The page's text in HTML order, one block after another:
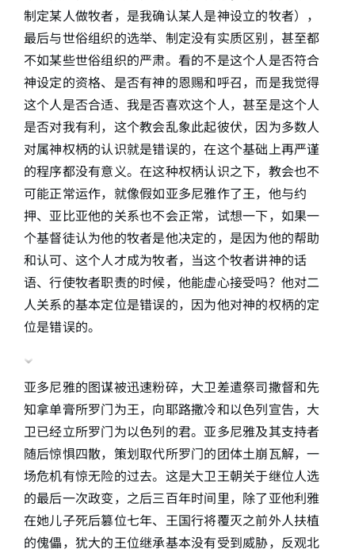
制定某人做牧者，是我确认某人是神设立的牧者），
最后与世俗组织的选举、制定没有实质区别，甚至都
不如某些世俗组织的严肃。看的不是这个人是否符合
神设定的资格、是否有神的恩赐和呼召，而是我觉得
这个人是否合适、我是否喜欢这个人，甚至是这个人
是否对我有利，这个教会乱象此起彼伏，因为多数人
对属神权柄的认识就是错误的，在这个基础上再严谨
的程序都没有意义。在这种权柄认识之下，教会也不
可能正常运作，就像假如亚多尼雅作了王，他与约
押、亚比亚他的关系也不会正常，试想一下，如果一
个基督徒认为他的牧者是他决定的，是因为他的帮助
和认可、这个人才成为牧者，当这个牧者讲神的话
语、行使牧者职责的时候，他能虚心接受吗？他对二
人关系的基本定位是错误的，因为他对神的权柄的定
位是错误的。
亚多尼雅的图谋被迅速粉碎，大卫差遣祭司撒督和先
知拿单膏所罗门为王，向耶路撒冷和以色列宣告，大
卫已经立所罗门为以色列的君。亚多尼雅及其支持者
随后惊惧四散，策划取代所罗门的团体土崩瓦解，一
场危机有惊无险的过去。这是大卫王朝关于继位人选
的最后一次政变，之后三百年时间里，除了亚他利雅
在她儿子死后篡位七年、王国行将覆灭之前外人扶植
的傀儡，犹大的王位继承基本没有受到威胁，反观北